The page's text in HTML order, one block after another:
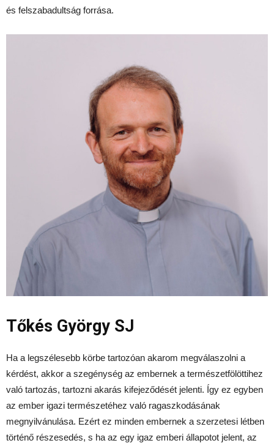
és felszabadultság forrása.
Tőkés György SJ
Ha a legszélesebb körbe tartozóan akarom megválaszolni a
kérdést, akkor a szegénység az embernek a természetfölöttihez
való tartozás, tartozni akarás kifejeződését jelenti. Így ez egyben
az ember igazi természetéhez való ragaszkodásának
megnyilvánulása. Ezért ez minden embernek a szerzetesi létben
történő részesedés, s ha az egy igaz emberi állapotot jelent, az